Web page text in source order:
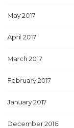
May 2017
April 2017
March 2017
February 2017
January 2017
December 2016